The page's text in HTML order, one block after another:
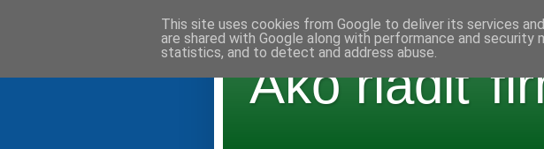
Ako riadiť
This site uses cookies from Google to deliver its services
are shared with Google along with performance and
statistics, and to detect and address abuse.